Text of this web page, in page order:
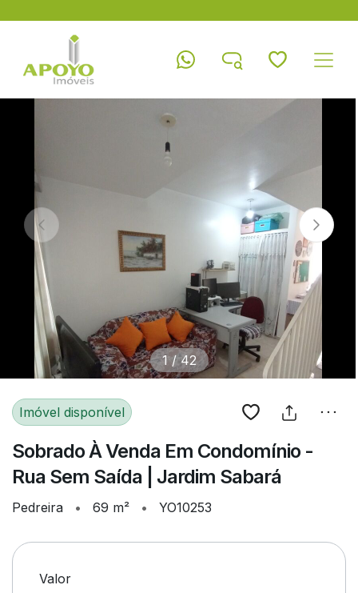
1/42
Imóvel disponível
Sobrado À Venda Em Condomínio -
Rua Sem Saída | Jardim Sabará
Pedreira • 69 m² • YO10253
Valor